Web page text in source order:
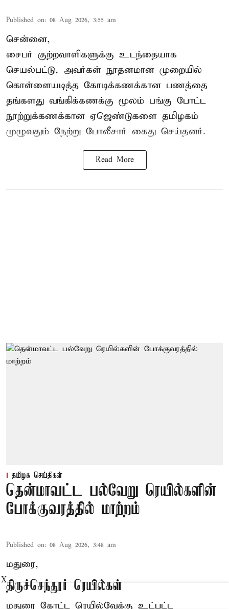
Published on: 08 Aug 2026, 3:55 am
சென்னை,
சைபர் குற்றவாளிகளுக்கு உடந்தையாக
செயல்பட்டு, அவர்கள் நூதனமான முறையில்
கொள்ளையடித்த கோடிக்கணக்கான பணத்தை
தங்களது வங்கிக்கணக்கு மூலம் பங்கு போட்ட
நூற்றுக்கணக்கான ஏஜெண்டுகளை தமிழகம்
முழுவதும் நேற்று போலீசார் கைது செய்தனர்.
Read More
தமிழக செய்திகள்
தென்மாவட்ட பல்வேறு ரெயில்களின்
போக்குவரத்தில் மாற்றம்
Published on: 08 Aug 2026, 3:48 am
மதுரை,
திருச்செந்தூர் ரெயில்கள்
மதுரை கோட்ட ரெயில்வேக்கு உட்பட்ட
X